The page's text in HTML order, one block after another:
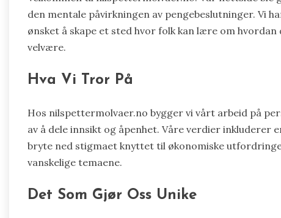
den mentale påvirkningen av pengebeslutninger. Vi
ønsket å skape et sted hvor folk kan lære om
velvære.
Hva Vi Tror På
Hos nilspettermolvaer.no bygger vi vårt arbeid på
av å dele innsikt og åpenhet. Våre verdier
bryte ned stigmaet knyttet til økonomiske
vanskelige temaene.
Det Som Gjør Oss Unike